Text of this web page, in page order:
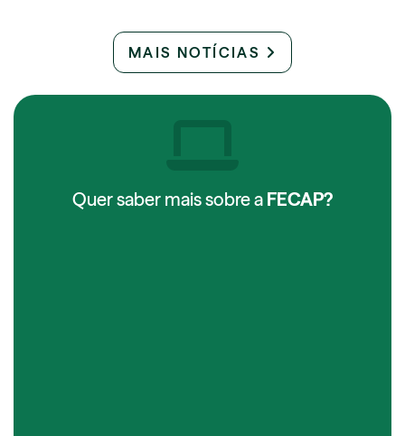
MAIS NOTÍCIAS
Quer saber mais sobre a FECAP?